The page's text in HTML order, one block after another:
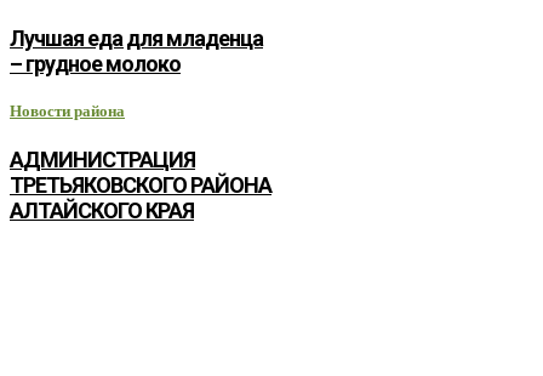
Лучшая еда для младенца
– грудное молоко
Новости района
АДМИНИСТРАЦИЯ
ТРЕТЬЯКОВСКОГО РАЙОНА
АЛТАЙСКОГО КРАЯ